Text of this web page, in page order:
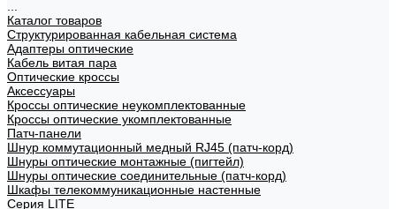
Каталог товаров
Структурированная кабельная система
Адаптеры оптические
Кабель витая пара
Оптические кроссы
Аксессуары
Кроссы оптические неукомплектованные
Кроссы оптические укомплектованные
Патч-панели
Шнур коммутационный медный RJ45 (патч-корд)
Шнуры оптические монтажные (пигтейл)
Шнуры оптические соединительные (патч-корд)
Шкафы телекоммуникационные настенные
Cерия LITE